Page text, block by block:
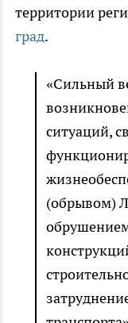
территории
град.
«Сильный
ситуаций,
(обрывом)